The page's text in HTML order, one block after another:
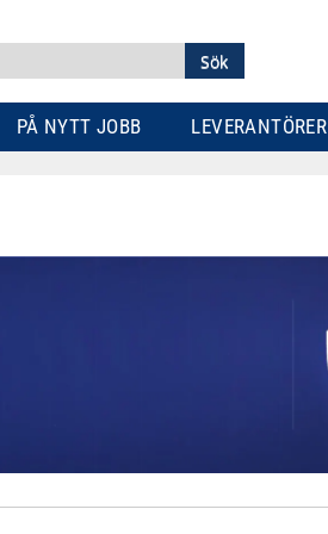
PÅ NYTT JOBB LEVERANTÖRER